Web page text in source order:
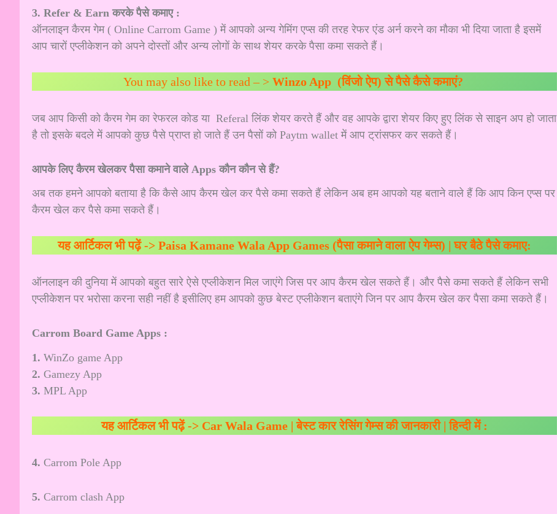
3. Refer & Earn करके पैसे कमाए :
ऑनलाइन कैरम गेम ( Online Carrom Game ) में आपको अन्य गेमिंग एप्स की तरह रेफर एंड अर्न करने का मौका भी दिया जाता है इसमें
आप चारों एप्लीकेशन को अपने दोस्तों और अन्य लोगों के साथ शेयर करके पैसा कमा सकते हैं।
You may also like to read – > Winzo App (विंजो ऐप) से पैसे कैसे कमाएं?
जब आप किसी को कैरम गेम का रेफरल कोड या Referal लिंक शेयर करते हैं और वह आपके द्वारा शेयर किए हुए लिंक से साइन अप हो जाता
है तो इसके बदले में आपको कुछ पैसे प्राप्त हो जाते हैं उन पैसों को Paytm wallet में आप ट्रांसफर कर सकते हैं।
आपके लिए कैरम खेलकर पैसा कमाने वाले Apps कौन कौन से हैं?
अब तक हमने आपको बताया है कि कैसे आप कैरम खेल कर पैसे कमा सकते हैं लेकिन अब हम आपको यह बताने वाले हैं कि आप किन एप्स पर
कैरम खेल कर पैसे कमा सकते हैं।
यह आर्टिकल भी पढ़ें -> Paisa Kamane Wala App Games (पैसा कमाने वाला ऐप गेम्स) | घर बैठे पैसे कमाए:
ऑनलाइन की दुनिया में आपको बहुत सारे ऐसे एप्लीकेशन मिल जाएंगे जिस पर आप कैरम खेल सकते हैं। और पैसे कमा सकते हैं लेकिन सभी
एप्लीकेशन पर भरोसा करना सही नहीं है इसीलिए हम आपको कुछ बेस्ट एप्लीकेशन बताएंगे जिन पर आप कैरम खेल कर पैसा कमा सकते हैं।
Carrom Board Game Apps :
1. WinZo game App
2. Gamezy App
3. MPL App
यह आर्टिकल भी पढ़ें -> Car Wala Game | बेस्ट कार रेसिंग गेम्स की जानकारी | हिन्दी में :
4. Carrom Pole App
5. Carrom clash App